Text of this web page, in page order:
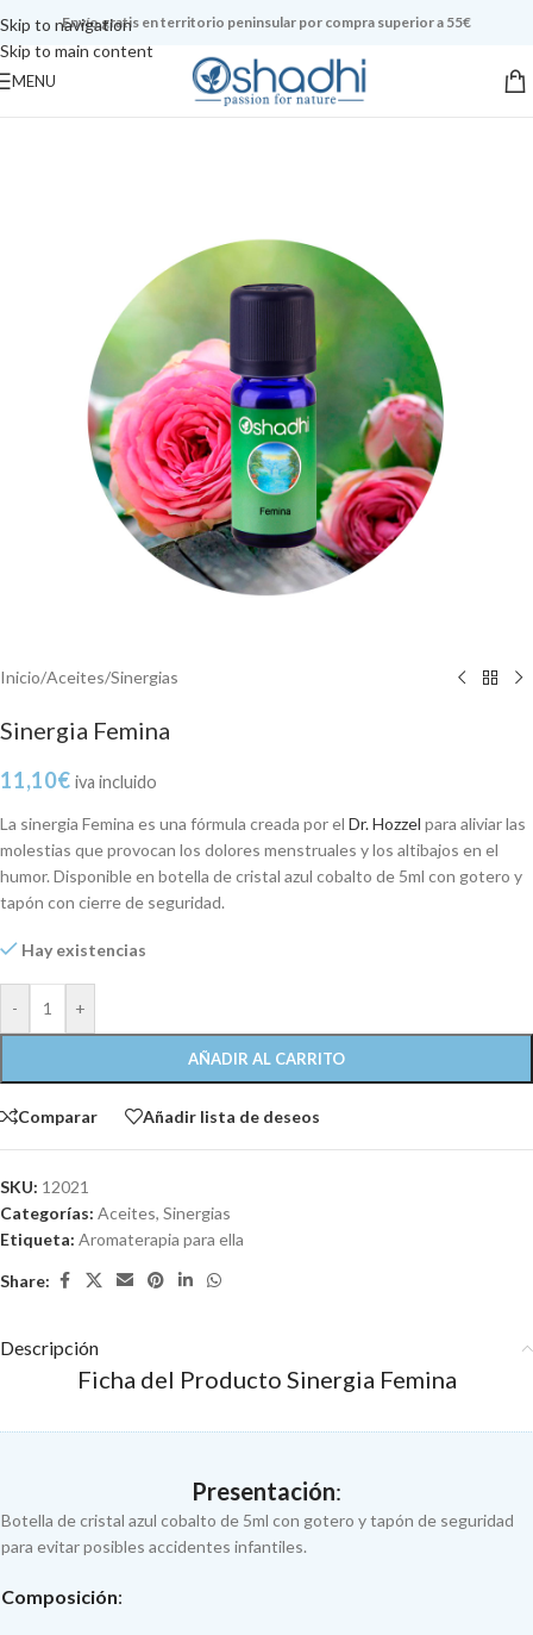
Skip to navigation
Skip to main content
Envío gratis en territorio peninsular por compra superior a 55€
MENU
Inicio/Aceites/Sinergias
Sinergia Femina
11,10€ iva incluido
La sinergia Femina es una fórmula creada por el Dr. Hozzel para aliviar las
molestias que provocan los dolores menstruales y los altibajos en el
humor. Disponible en botella de cristal azul cobalto de 5ml con gotero y
tapón con cierre de seguridad.
Hay existencias
- +
AÑADIR AL CARRITO
Comparar Añadir lista de deseos
SKU: 12021
Categorías: Aceites, Sinergias
Etiqueta: Aromaterapia para ella
Share:
Descripción
Ficha del Producto Sinergia Femina
Presentación:
Botella de cristal azul cobalto de 5ml con gotero y tapón de seguridad
para evitar posibles accidentes infantiles.
Composición: